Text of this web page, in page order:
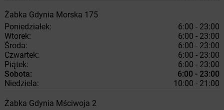
Żabka Gdynia Morska 175
Poniedziałek:
6:00 - 23:00
Wtorek:
6:00 - 23:00
Środa:
6:00 - 23:00
Czwartek:
6:00 - 23:00
Piątek:
6:00 - 23:00
Sobota:
6:00 - 23:00
Niedziela:
10:00 - 21:00
Żabka Gdynia Mściwoja 2